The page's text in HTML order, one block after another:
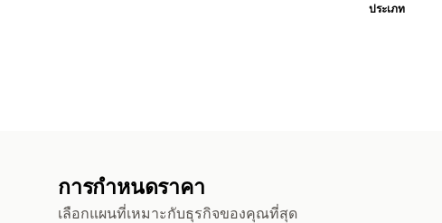
ประเภท
การกำหนดราคา
เลือกแผนที่เหมาะกับธุรกิจของคุณที่สุด